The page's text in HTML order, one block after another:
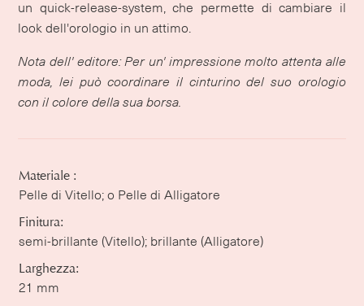
un quick-release-system, che permette di cambiare il
look dell'orologio in un attimo.
Nota dell' editore: Per un' impressione molto attenta alle
moda, lei può coordinare il cinturino del suo orologio
con il colore della sua borsa.
Materiale :
Pelle di Vitello; o Pelle di Alligatore
Finitura:
semi-brillante (Vitello); brillante (Alligatore)
Larghezza:
21 mm